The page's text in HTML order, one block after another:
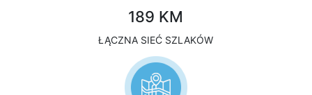
189 KM
ŁĄCZNA SIEĆ SZLAKÓW